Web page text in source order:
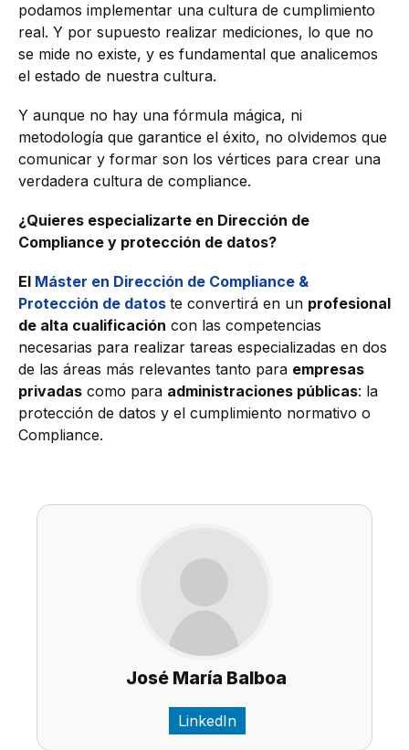
podamos implementar una cultura de cumplimiento
real. Y por supuesto realizar mediciones, lo que no
se mide no existe, y es fundamental que analicemos
el estado de nuestra cultura.
Y aunque no hay una fórmula mágica, ni
metodología que garantice el éxito, no olvidemos que
comunicar y formar son los vértices para crear una
verdadera cultura de compliance.
¿Quieres especializarte en Dirección de
Compliance y protección de datos?
El Máster en Dirección de Compliance &
Protección de datos te convertirá en un profesional
de alta cualificación con las competencias
necesarias para realizar tareas especializadas en dos
de las áreas más relevantes tanto para empresas
privadas como para administraciones públicas: la
protección de datos y el cumplimiento normativo o
Compliance.
José María Balboa
LinkedIn